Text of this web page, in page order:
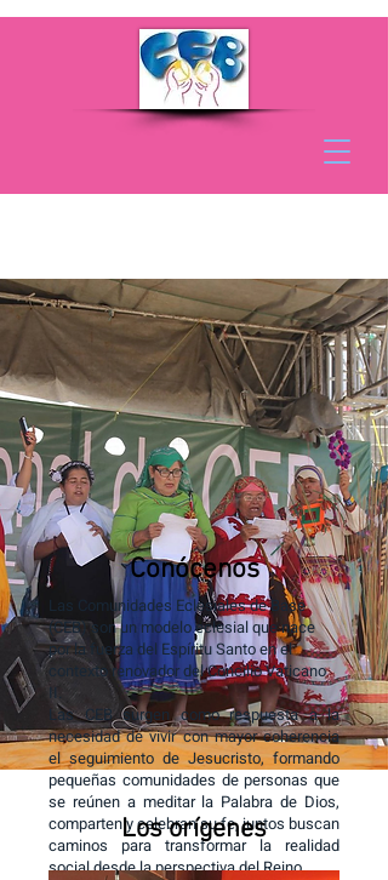
Conócenos
Las Comunidades Eclesiales de Base
(CEB) son un modelo eclesial que nace
por la fuerza del Espíritu Santo en el
contexto renovador del Concilio Vaticano
Las CEB surgen como respuesta a la
necesidad de vivir con mayor coherencia
el seguimiento de Jesucristo, formando
pequeñas comunidades de personas que
se reúnen a meditar la Palabra de Dios,
comparten y celebran su fe, juntos buscan
caminos para transformar la realidad
social desde la perspectiva del Reino.
Los orígenes